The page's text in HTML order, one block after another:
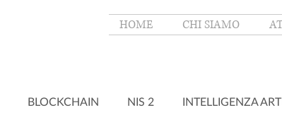
HOME CHI SIAMO
BLOCKCHAIN NIS 2 INTELLIGENZA